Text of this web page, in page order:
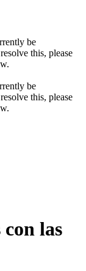
be
this, please
be
this, please
las